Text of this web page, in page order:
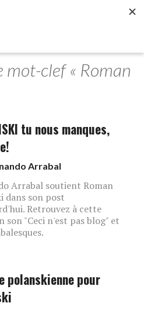
mot-clef « Roman
tu nous manques,
Arrabal
Arrabal soutient Roman
dans son post
Retrouvez à cette
son "Ceci n'est pas blog" et
polanskienne pour